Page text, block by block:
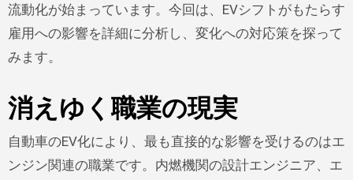
流動化が始まっています。今回は、EVシフトがもたらす
雇用への影響を詳細に分析し、変化への対応策を探って
みます。
消えゆく職業の現実
自動車のEV化により、最も直接的な影響を受けるのはエ
ンジン関連の職業です。内燃機関の設計エンジニア、エ